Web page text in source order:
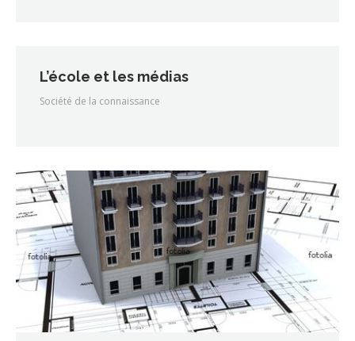
L’école et les médias
Société de la connaissance